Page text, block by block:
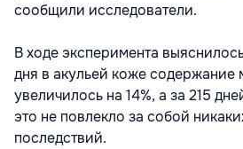
сообщили исследователи.
В ходе эксперимента
дня в акульей коже содержание
увеличилось на 14%, а за 215
это не повлекло за собой
последствий.